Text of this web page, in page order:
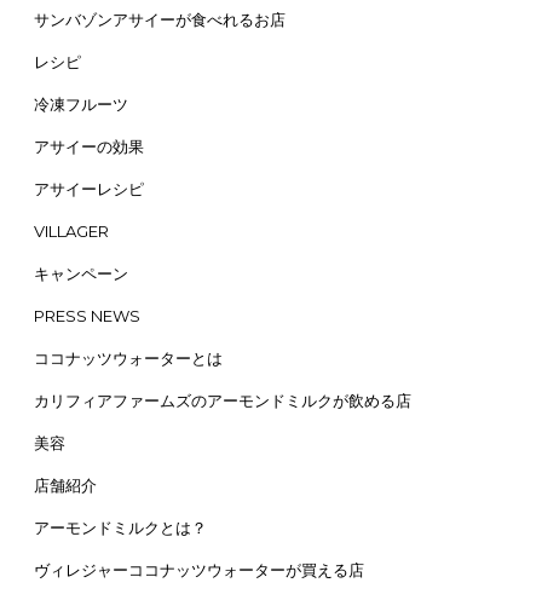
サンバゾンアサイーが食べれるお店
レシピ
冷凍フルーツ
アサイーの効果
アサイーレシピ
VILLAGER
キャンペーン
PRESS NEWS
ココナッツウォーターとは
カリフィアファームズのアーモンドミルクが飲める店
美容
店舗紹介
アーモンドミルクとは？
ヴィレジャーココナッツウォーターが買える店